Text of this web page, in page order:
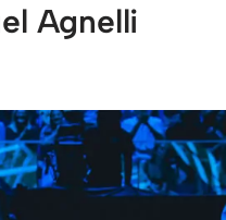
Agnelli